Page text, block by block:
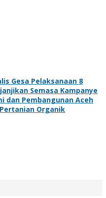
Gesa Pelaksanaan 8
Semasa Kampanye
dan Pembangunan Aceh
Organik